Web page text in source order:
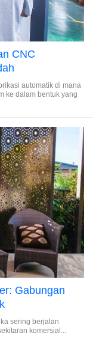
CNC
automatik di mana
ke dalam bentuk yang
Gabungan
sering berjalan
komersial...